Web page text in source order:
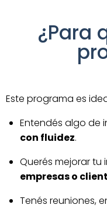
¿Para
Este programa es
Entendés algo de
con fluidez.
Querés mejorar tu
empresas o
Tenés reuniones,